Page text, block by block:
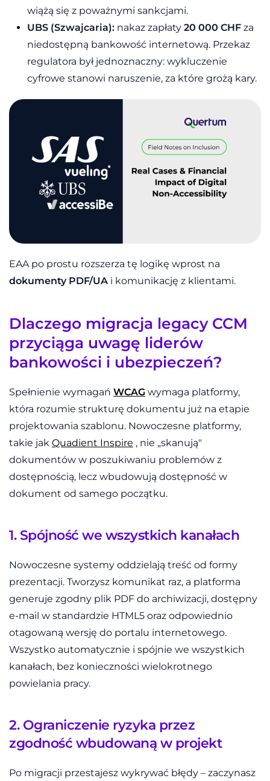
wiążą się z poważnymi sankcjami.
UBS (Szwajcaria): nakaz zapłaty 20 000 CHF za
niedostępną bankowość internetową. Przekaz
regulatora był jednoznaczny: wykluczenie
cyfrowe stanowi naruszenie, za które grożą kary.
EAA po prostu rozszerza tę logikę wprost na
dokumenty PDF/UA i komunikację z klientami.
Dlaczego migracja legacy CCM
przyciąga uwagę liderów
bankowości i ubezpieczeń?
Spełnienie wymagań WCAG wymaga platformy,
która rozumie strukturę dokumentu już na etapie
projektowania szablonu. Nowoczesne platformy,
takie jak Quadient Inspire , nie „skanują"
dokumentów w poszukiwaniu problemów z
dostępnością, lecz wbudowują dostępność w
dokument od samego początku.
1. Spójność we wszystkich kanałach
Nowoczesne systemy oddzielają treść od formy
prezentacji. Tworzysz komunikat raz, a platforma
generuje zgodny plik PDF do archiwizacji, dostępny
e-mail w standardzie HTML5 oraz odpowiednio
otagowaną wersję do portalu internetowego.
Wszystko automatycznie i spójnie we wszystkich
kanałach, bez konieczności wielokrotnego
powielania pracy.
2. Ograniczenie ryzyka przez
zgodność wbudowaną w projekt
Po migracji przestajesz wykrywać błędy – zaczynasz